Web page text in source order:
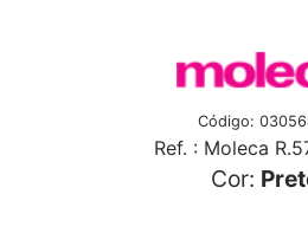
Código:
Ref. : Moleca
Cor: